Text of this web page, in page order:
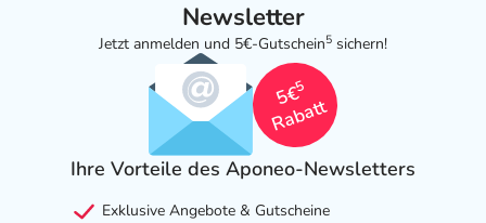
Newsletter
Jetzt anmelden und 5€-Gutschein5 sichern!
5€
5
Rabatt
Ihre Vorteile des Aponeo-Newsletters
Exklusive Angebote & Gutscheine